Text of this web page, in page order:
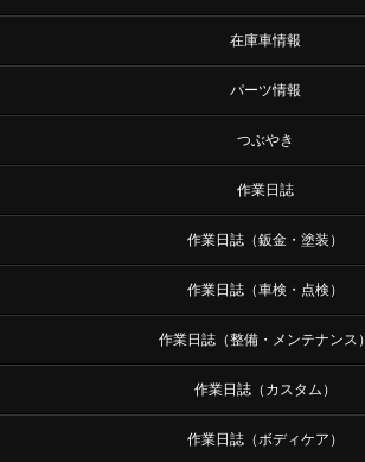
在庫車情報
パーツ情報
つぶやき
作業日誌
作業日誌（鈑金・塗装）
作業日誌（車検・点検）
作業日誌（整備・メンテナンス）
作業日誌（カスタム）
作業日誌（ボディケア）